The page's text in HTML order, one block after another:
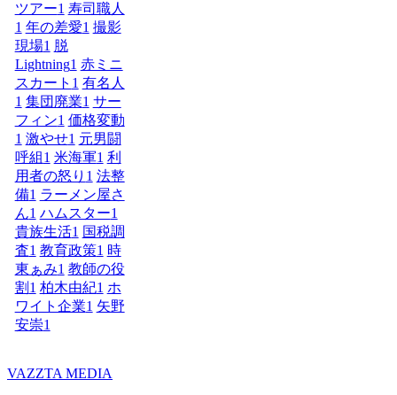
ツアー1 寿司職人
1 年の差愛1 撮影
現場1 脱
Lightning1 赤ミニ
スカート 1 有名人
1 集団廃業1 サー
フィン1 価格変動
1 激やせ1 元男闘
呼組1 米海軍1 利
用者の怒り 1 法整
備1 ラーメン屋さ
ん1 ハムスター1
貴族生活1 国税調
査1 教育政策1 時
東ぁみ1 教師の役
割 1 柏木由紀1 ホ
ワイト企業1 矢野
安崇1
VAZZTA MEDIA